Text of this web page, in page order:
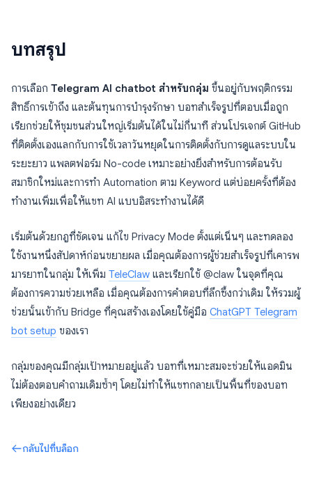
บทสรุป
การเลือก Telegram AI chatbot สำหรับกลุ่ม ขึ้นอยู่กับพฤติกรรม
สิทธิ์การเข้าถึง และต้นทุนการบำรุงรักษา บอทสำเร็จรูปที่ตอบเมื่อถูก
เรียกช่วยให้ชุมชนส่วนใหญ่เริ่มต้นได้ในไม่กี่นาที ส่วนโปรเจกต์ GitHub
ที่ติดตั้งเองแลกกับการใช้เวลาวันหยุดในการติดตั้งกับการดูแลระบบใน
ระยะยาว แพลตฟอร์ม No-code เหมาะอย่างยิ่งสำหรับการต้อนรับ
สมาชิกใหม่และการทำ Automation ตาม Keyword แต่บ่อยครั้งที่ต้อง
ทำงานเพิ่มเพื่อให้แชท AI แบบอิสระทำงานได้ดี
เริ่มต้นด้วยกฎที่ชัดเจน แก้ไข Privacy Mode ตั้งแต่เนิ่นๆ และทดลอง
ใช้งานหนึ่งสัปดาห์ก่อนขยายผล เมื่อคุณต้องการผู้ช่วยสำเร็จรูปที่เคารพ
มารยาทในกลุ่ม ให้เพิ่ม TeleClaw และเรียกใช้ @claw ในจุดที่คุณ
ต้องการความช่วยเหลือ เมื่อคุณต้องการคำตอบที่ลึกซึ้งกว่าเดิม ให้รวมผู้
ช่วยนั้นเข้ากับ Bridge ที่คุณสร้างเองโดยใช้คู่มือ ChatGPT Telegram
bot setup ของเรา
กลุ่มของคุณมีกลุ่มเป้าหมายอยู่แล้ว บอทที่เหมาะสมจะช่วยให้แอดมิน
ไม่ต้องตอบคำถามเดิมซ้ำๆ โดยไม่ทำให้แชทกลายเป็นพื้นที่ของบอท
เพียงอย่างเดียว
กลับไปที่บล็อก